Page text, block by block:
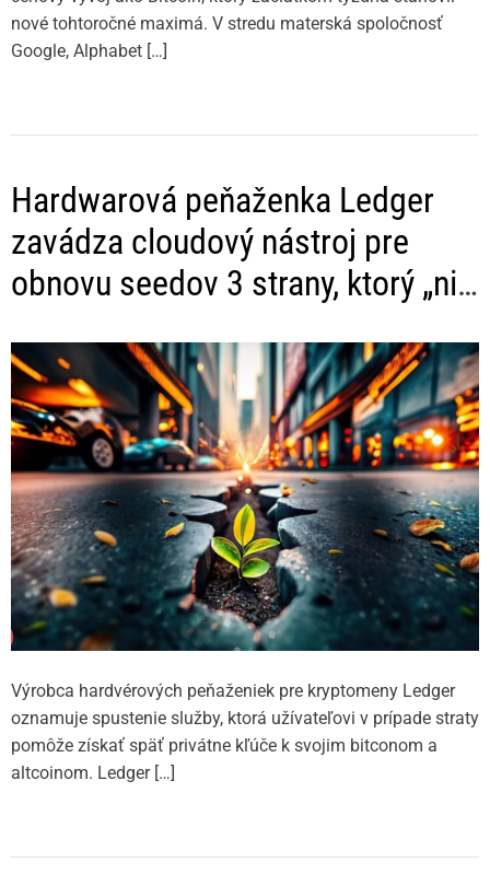
nové tohtoročné maximá. V stredu materská spoločnosť
Google, Alphabet […]
Hardwarová peňaženka Ledger
zavádza cloudový nástroj pre
obnovu seedov 3 strany, ktorý „nie
Výrobca hardvérových peňaženiek pre kryptomeny Ledger
oznamuje spustenie služby, ktorá užívateľovi v prípade straty
pomôže získať späť privátne kľúče k svojim bitconom a
altcoinom. Ledger […]